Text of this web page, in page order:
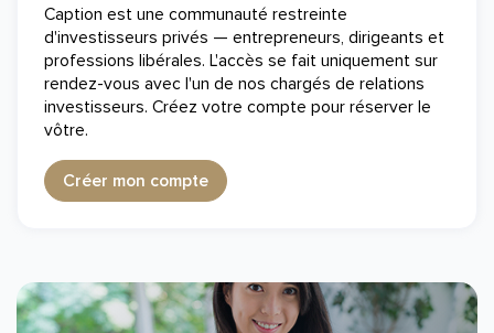
Caption est une communauté restreinte
d'investisseurs privés — entrepreneurs, dirigeants et
professions libérales. L'accès se fait uniquement sur
rendez-vous avec l'un de nos chargés de relations
investisseurs. Créez votre compte pour réserver le
vôtre.
Créer mon compte